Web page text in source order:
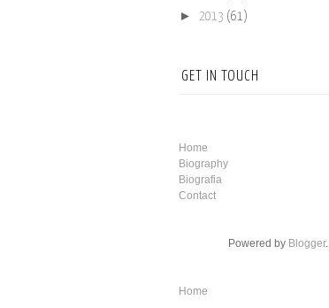
► 2013 (61)
GET IN TOUCH
Home
Biography
Biografia
Contact
Powered by Blogger.
Home